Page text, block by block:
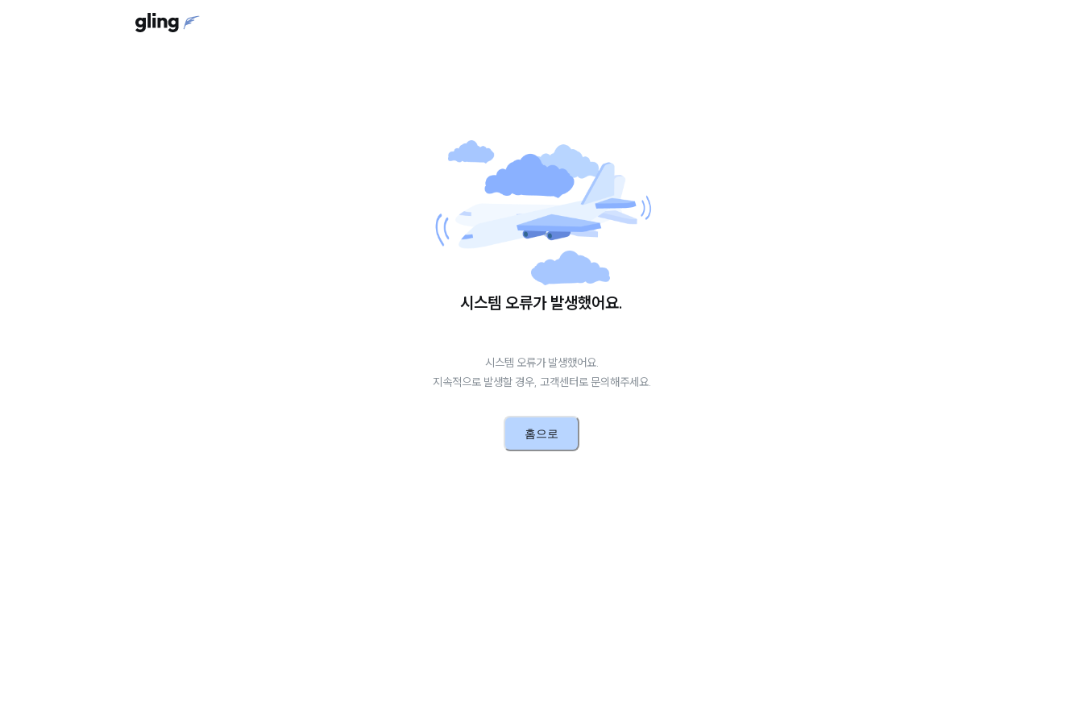
시스템 오류가 발생했어요.
시스템 오류가 발생했어요.
지속적으로 발생할 경우, 고객센터로 문의해주세요.
홈으로